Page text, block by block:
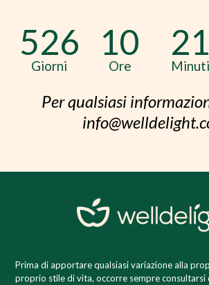
526
Giorni
10
Ore
21
Minuti
Per qualsiasi
Prima di apportare qualsiasi variazione alla
proprio stile di vita, occorre sempre consultarsi